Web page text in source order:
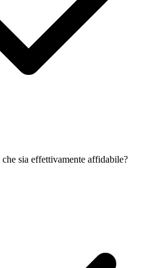
sia effettivamente affidabile?